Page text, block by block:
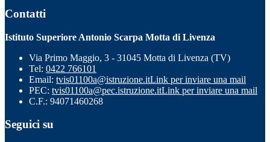
Contatti
Istituto Superiore Antonio Scarpa Motta di Livenza
Via Primo Maggio, 3 - 31045 Motta di Livenza (TV)
Tel: 0422 766101
Email: tvis01100a@istruzione.itLink per inviare una mail
PEC: tvis01100a@pec.istruzione.itLink per inviare una mail
C.F.: 94071460268
Seguici su